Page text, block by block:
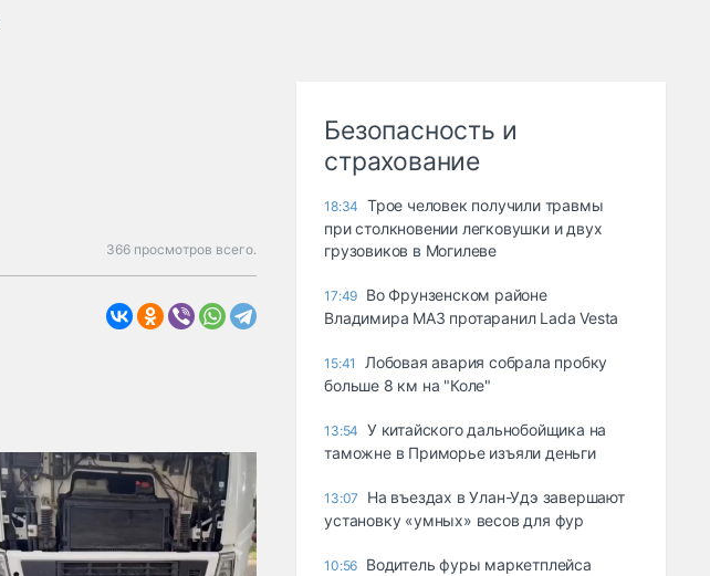
366 просмотров всего.
Безопасность и
страхование
18:34
Трое человек получили травмы
при столкновении легковушки и двух
грузовиков в Могилеве
17:49 Во Фрунзенском районе
Владимира МАЗ протаранил Lada Vesta
15:41
Лобовая авария собрала пробку
больше 8 км на "Коле"
13:54
У китайского дальнобойщика на
таможне в Приморье изъяли деньги
13:07
Ha въeздax в Улaн-Удэ зaвepшaют
ycтaнoвкy «yмныx» вecoв для фyp
10:56 Водитель фуры маркетплейса